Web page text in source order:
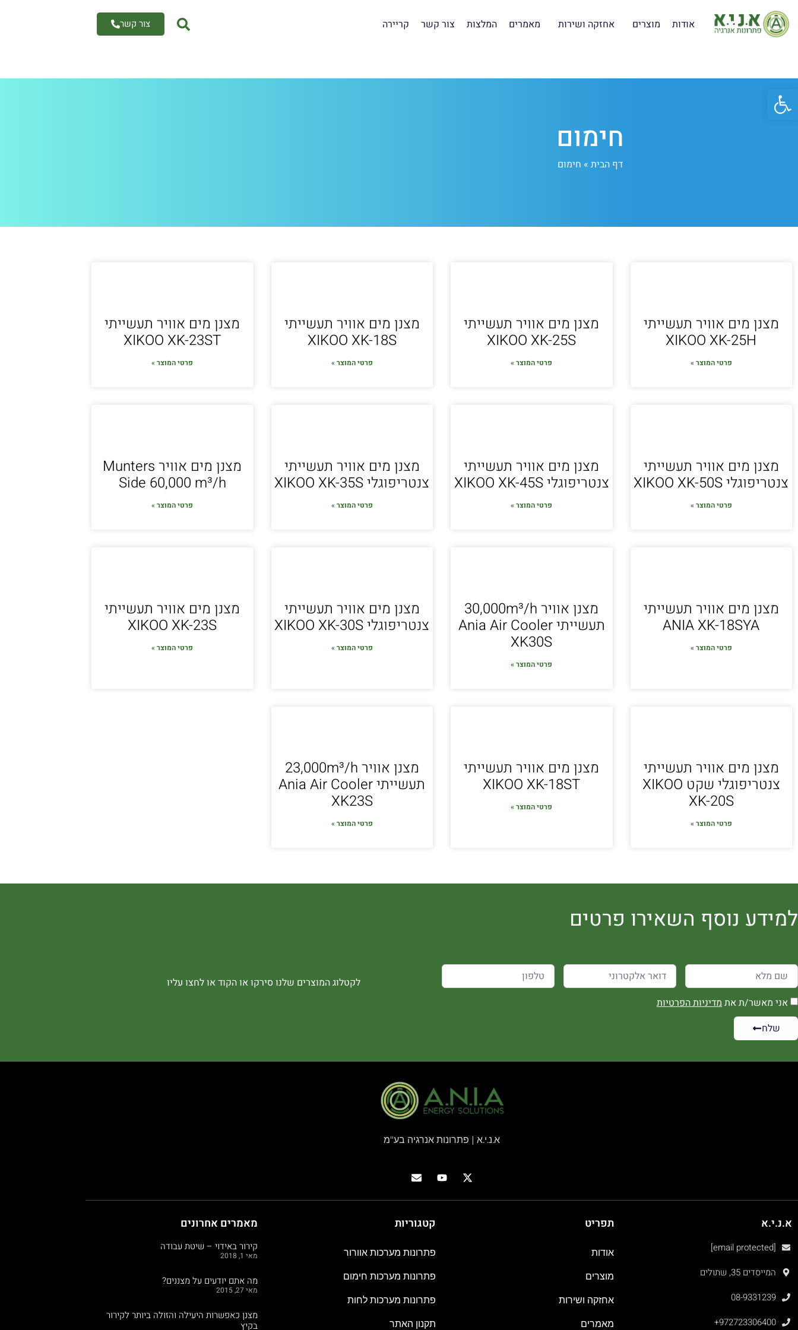
אודות מוצרים אחזקה ושירות מאמרים המלצות צור קשר קריירה צור קשר
חימום
דף הבית » חימום
מצנן מים אוויר תעשייתי
XIKOO XK-25H
פרטי המוצר »
מצנן מים אוויר תעשייתי
XIKOO XK-25S
פרטי המוצר »
מצנן מים אוויר תעשייתי
XIKOO XK-18S
פרטי המוצר »
מצנן מים אוויר תעשייתי
XIKOO XK-23ST
פרטי המוצר »
מצנן מים אוויר תעשייתי
צנטריפוגלי XIKOO XK-50S
פרטי המוצר »
מצנן מים אוויר תעשייתי
צנטריפוגלי XIKOO XK-45S
פרטי המוצר »
מצנן מים אוויר תעשייתי
צנטריפוגלי XIKOO XK-35S
פרטי המוצר »
מצנן מים אוויר Munters
Side 60,000 m³/h
פרטי המוצר »
מצנן מים אוויר תעשייתי
ANIA XK-18SYA
פרטי המוצר »
מצנן אוויר 30,000m³/h
תעשייתי Ania Air Cooler
XK30S
פרטי המוצר »
מצנן מים אוויר תעשייתי
צנטריפוגלי XIKOO XK-30S
פרטי המוצר »
מצנן מים אוויר תעשייתי
XIKOO XK-23S
פרטי המוצר »
מצנן מים אוויר תעשייתי
צנטריפוגלי שקט XIKOO
XK-20S
פרטי המוצר »
מצנן מים אוויר תעשייתי
XIKOO XK-18ST
פרטי המוצר »
מצנן אוויר 23,000m³/h
תעשייתי Ania Air Cooler
XK23S
פרטי המוצר »
למידע נוסף השאירו פרטים
אני מאשר/ת את מדיניות הפרטיות
שלח
לקטלוג המוצרים שלנו סירקו או הקוד או לחצו עליו
א.נ.י.א | פתרונות אנרגיה בע"מ
א.נ.י.א
[email protected]
המייסדים 35, שתולים
08-9331239
+972723306400
תפריט
אודות
מוצרים
אחזקה ושירות
מאמרים
קטגוריות
פתרונות מערכות אוורור
פתרונות מערכות חימום
פתרונות מערכות לחות
תקנון האתר
מאמרים אחרונים
קירור באידוי – שיטת עבודה
מאי 1, 2018
מה אתם יודעים על מצננים?
מאי 27, 2015
מצנן כאפשרות היעילה והזולה ביותר לקירור
בקיץ
פתח סרגל נגישות